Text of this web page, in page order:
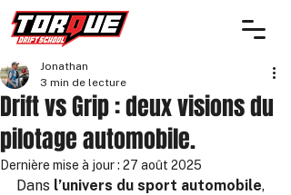
Drift vs Grip : deux visions du
pilotage automobile.
Jonathan
3 min de lecture
Dernière mise à jour : 27 août 2025
Dans l’univers du sport automobile,